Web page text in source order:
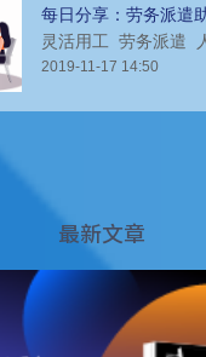
每日分享：劳务派遣
难题
灵活用工 劳务派遣
2019-11-17 14:50
最新文章